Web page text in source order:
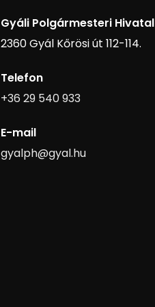
Gyáli Polgármesteri Hivatal
2360 Gyál Kőrösi út 112-114.
Telefon
+36 29 540 933
E-mail
gyalph@gyal.hu